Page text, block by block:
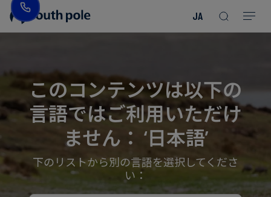
JA
役
員
紹
介
ァ
ッ
シ
ョ
ン
エ
ク
ト
を
見
る
レ
ポ
ー
ト
後
Read more
Read more
Read more
Read more
Read more
Read more
Read more
Read more
Read more Read more
このコンテンツは以下の
言語ではご利用いただけ
ません： ‘日本語’
下のリストから別の言語を選択してくださ
い：